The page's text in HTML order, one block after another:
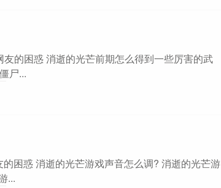
的困惑 消逝的光芒前期怎么得到一些厉害的武
尸...
困惑 消逝的光芒游戏声音怎么调? 消逝的光芒游
...